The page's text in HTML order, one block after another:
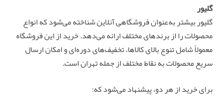
گلیور
گلیور بیشتر به‌عنوان فروشگاهی آنلاین شناخته می‌شود که انواع
محصولات را از برندهای مختلف ارائه می‌دهد. خرید از این فروشگاه
معمولاً شامل تنوع بالای کالاها، تخفیف‌های دوره‌ای و امکان ارسال
سریع محصولات به نقاط مختلف از جمله تهران است.
برای خرید از هر دو، پیشنهاد می‌شود که: